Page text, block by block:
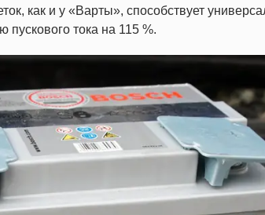
как и у «Варты», способствует
пускового тока на 115 %.